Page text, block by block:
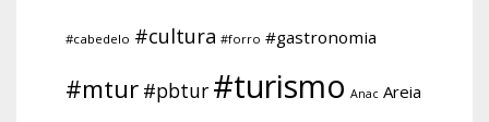
#cabedelo #cultura #forro #gastronomia
#mtur #pbtur #turismo Anac Areia